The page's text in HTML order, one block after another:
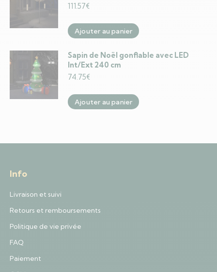
111.57€
Ajouter au panier
Sapin de Noël gonflable avec LED
Int/Ext 240 cm
74.75€
Ajouter au panier
Info
Livraison et suivi
Retours et remboursements
Politique de vie privée
FAQ
Paiement